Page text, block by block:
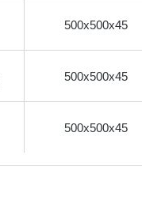
500х500х45
500х500х45
500х500х45